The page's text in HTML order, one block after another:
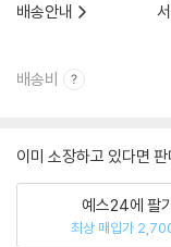
배송안내
배송비
이미 소장하고 있다면
예스24에 팔
최상 매입가